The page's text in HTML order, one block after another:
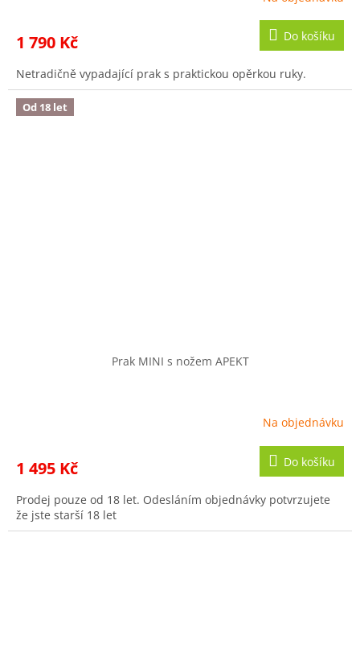
1 790 Kč Do košíku
Netradičně vypadající prak s praktickou opěrkou ruky.
Od 18 let
Prak MINI s nožem APEKT
Na objednávku
1 495 Kč Do košíku
Prodej pouze od 18 let. Odesláním objednávky potvrzujete
že jste starší 18 let